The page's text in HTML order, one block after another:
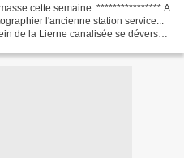
cette semaine. **************** A
l'ancienne station service...
de la Lierne canalisée se déversait